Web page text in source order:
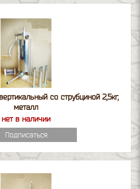
со струбциной 2,5кг,
металл
нет в наличии
Подписаться